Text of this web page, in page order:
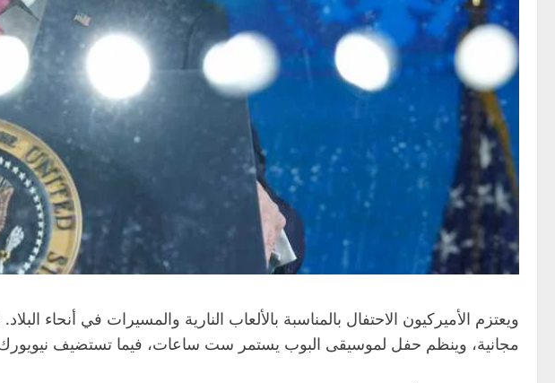
ويعتزم الأميركيون الاحتفال بالمناسبة بالألعاب النارية والمسيرات في أنحاء
مجانية، وينظم حفل لموسيقى البوب يستمر ست ساعات، فيما تستضيف